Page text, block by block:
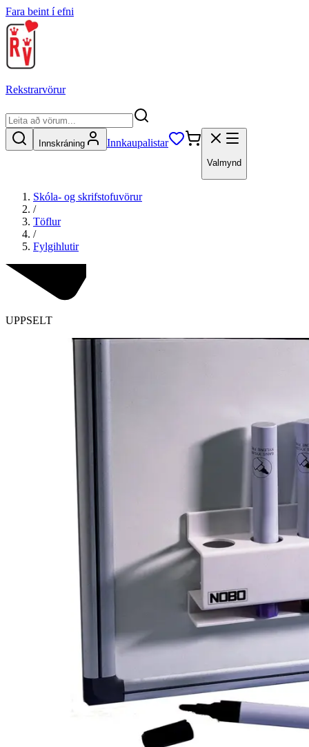
Fara beint í efni
Rekstrarvörur
Innskráning Innkaupalistar
Valmynd
Skóla- og skrifstofuvörur
/
Töflur
/
Fylgihlutir
UPPSELT